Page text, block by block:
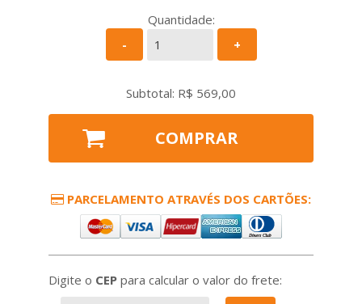
Quantidade:
-
+
Subtotal: R$ 569,00
COMPRAR
PARCELAMENTO ATRAVÉS DOS CARTÕES:
Digite o CEP para calcular o valor do frete: